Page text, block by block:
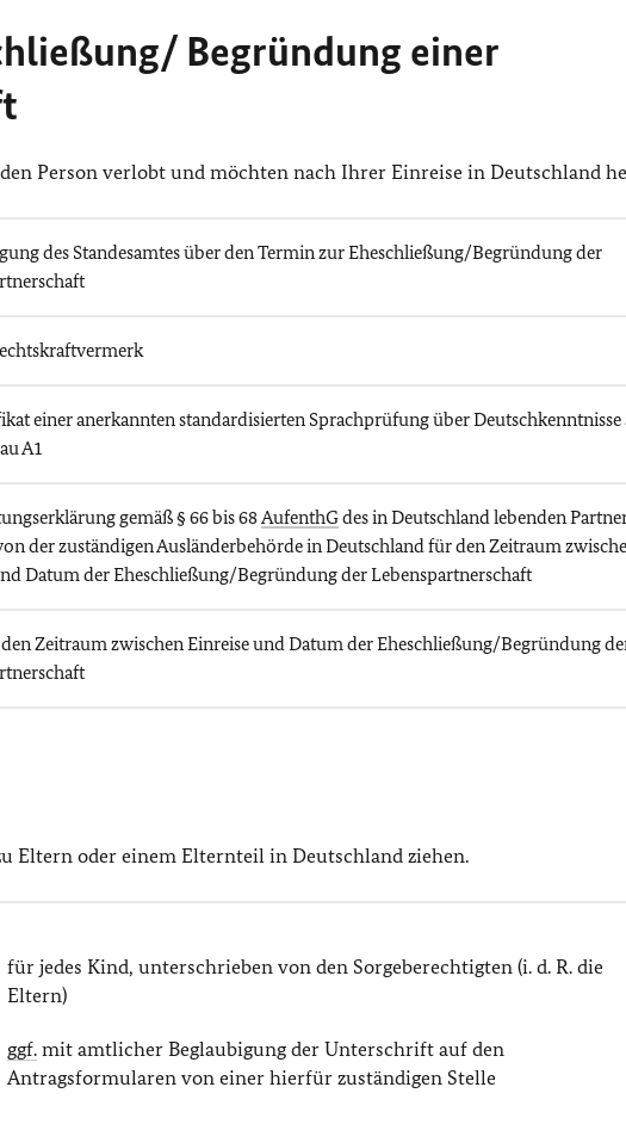
Begründung einer
Person verlobt und möchten nach Ihrer Einreise in Deutschland
des Standesamtes über den Termin zur Eheschließung/Begründung der
einer anerkannten standardisierten Sprachprüfung über Deutschkenntnisse
A1
gemäß § 66 bis 68AufenthGdes in Deutschland lebenden
der zuständigen Ausländerbehörde in Deutschland für den Zeitraum
Datum der Eheschließung/Begründung der Lebenspartnerschaft
Zeitraum zwischen Einreise und Datum der Eheschließung/Begründung
Eltern oder einem Elternteil in Deutschland ziehen.
für jedes Kind, unterschrieben von den Sorgeberechtigten (i. d. R. die
Eltern)
ggf. mit amtlicher Beglaubigung der Unterschrift auf den
Antragsformularen von einer hierfür zuständigen Stelle